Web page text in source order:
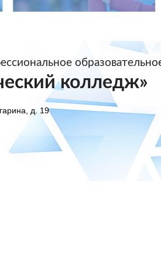
колледж»
д. 19